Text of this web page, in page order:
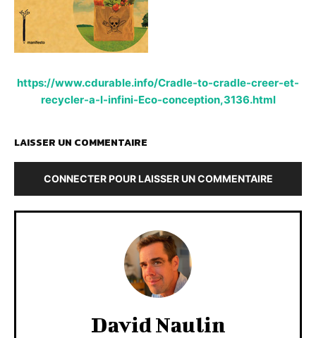
https://www.cdurable.info/Cradle-to-cradle-creer-et-
recycler-a-l-infini-Eco-conception,3136.html
LAISSER UN COMMENTAIRE
CONNECTER POUR LAISSER UN COMMENTAIRE
David Naulin